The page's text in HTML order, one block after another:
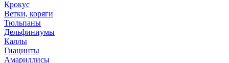
Крокус
Ветки, коряги
Тюльпаны
Дельфиниумы
Каллы
Гиацинты
Амариллисы